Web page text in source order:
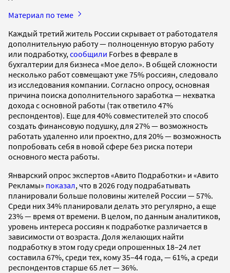
Материал по теме
Каждый третий житель России скрывает от работодателя
дополнительную работу — полноценную вторую работу
или подработку, сообщили Forbes в феврале в
бухгалтерии для бизнеса «Мое дело». В общей сложности
несколько работ совмещают уже 75% россиян, следовало
из исследования компании. Согласно опросу, основная
причина поиска дополнительного заработка — нехватка
дохода с основной работы (так ответило 47%
респондентов). Еще для 40% совместителей это способ
создать финансовую подушку, для 27% — возможность
работать удаленно или проектно, для 20% — возможность
попробовать себя в новой сфере без риска потери
основного места работы.
Январский опрос экспертов «Авито Подработки» и «Авито
Рекламы» показал, что в 2026 году подрабатывать
планировали больше половины жителей России — 57%.
Среди них 34% планировали делать это регулярно, а еще
23% — время от времени. В целом, по данным аналитиков,
уровень интереса россиян к подработке различается в
зависимости от возраста. Доля желающих найти
подработку в этом году среди опрошенных 18–24 лет
составила 67%, среди тех, кому 35–44 года, — 61%, а среди
респондентов старше 65 лет — 36%.